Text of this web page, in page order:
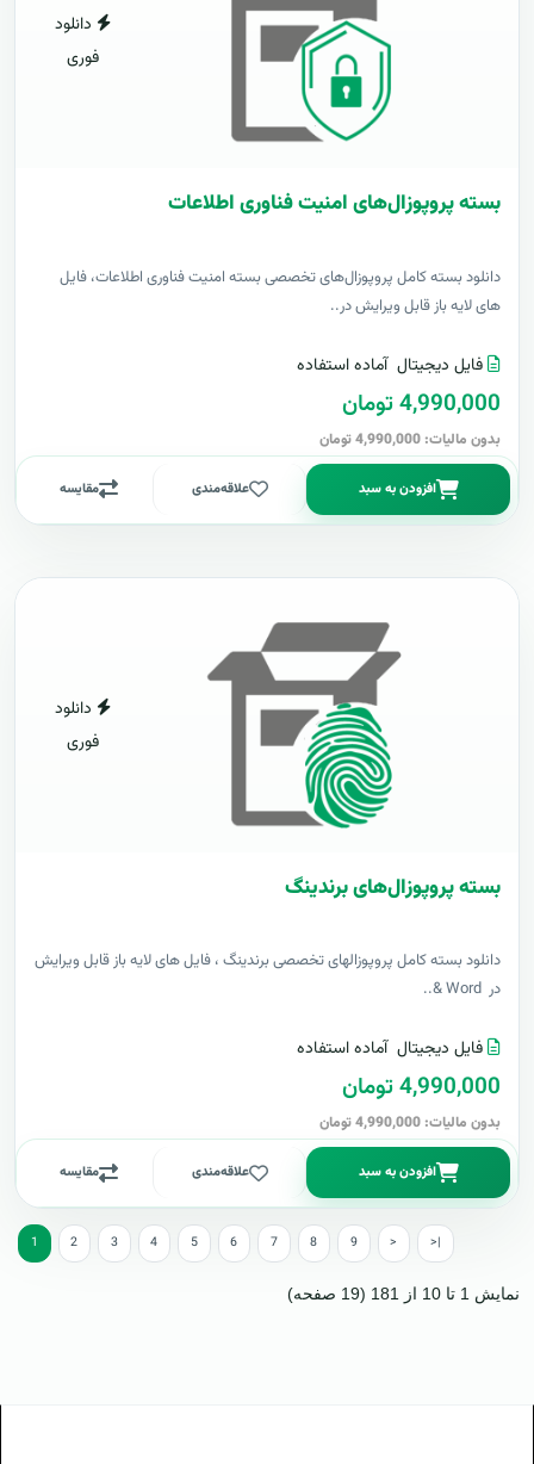
دانلود
فوری
بسته پروپوزال‌های امنیت فناوری اطلاعات
دانلود بسته کامل پروپوزال‌های تخصصی بسته امنیت فناوری اطلاعات، فایل
های لایه باز قابل ویرایش در..
فایل دیجیتال آماده استفاده
4,990,000 تومان
بدون مالیات: 4,990,000 تومان
افزودن به سبد علاقه‌مندی مقایسه
دانلود
فوری
بسته پروپوزال‌های برندینگ
دانلود بسته کامل پروپوزالهای تخصصی برندینگ ، فایل های لایه باز قابل ویرایش
در Word &..
فایل دیجیتال آماده استفاده
4,990,000 تومان
بدون مالیات: 4,990,000 تومان
افزودن به سبد علاقه‌مندی مقایسه
1 2 3 4 5 6 7 8 9 > >|
نمایش 1 تا 10 از 181 (19 صفحه)